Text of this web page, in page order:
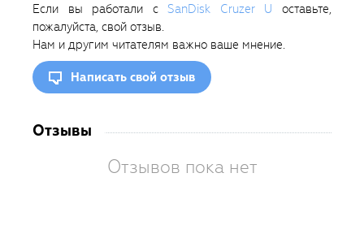
Если вы работали сSanDisk Cruzer U оставьте,
пожалуйста, свой отзыв.
Нам и другим читателям важно ваше мнение.
Написать свой отзыв
Отзывы
Отзывов пока нет